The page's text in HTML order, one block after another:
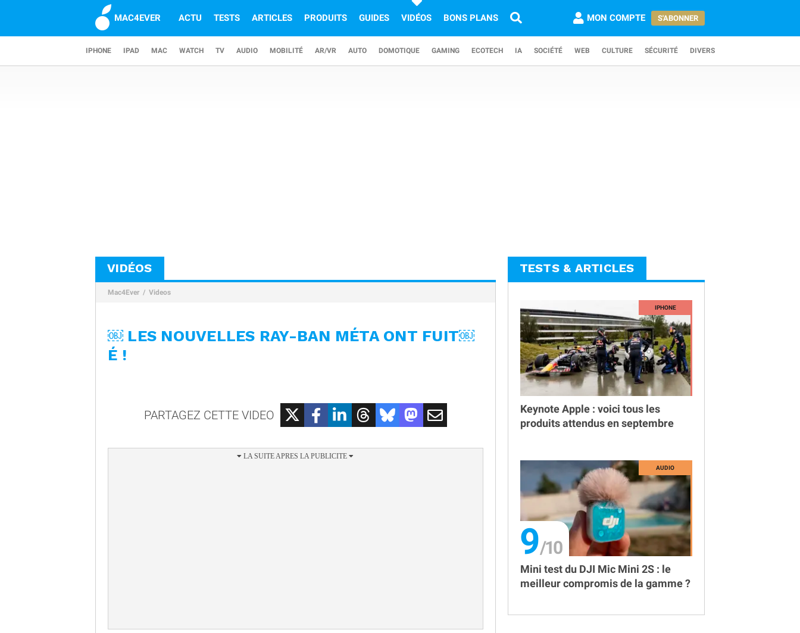
MAC4EVER ACTU TESTS ARTICLES PRODUITS GUIDES VIDÉOS BONS PLANS MON COMPTE S'ABONNER
IPHONE IPAD MAC WATCH TV AUDIO MOBILITÉ AR/VR AUTO DOMOTIQUE GAMING ECOTECH IA SOCIÉTÉ WEB CULTURE SÉCURITÉ DIVERS
VIDÉOS
Mac4Ever Videos
￼ LES NOUVELLES RAY-BAN MÉTA ONT FUIT￼
É !
PARTAGEZ CETTE VIDEO
TESTS & ARTICLES
Keynote Apple : voici tous les
produits attendus en septembre
9
Mini test du DJI Mic Mini 2S : le
meilleur compromis de la gamme ?